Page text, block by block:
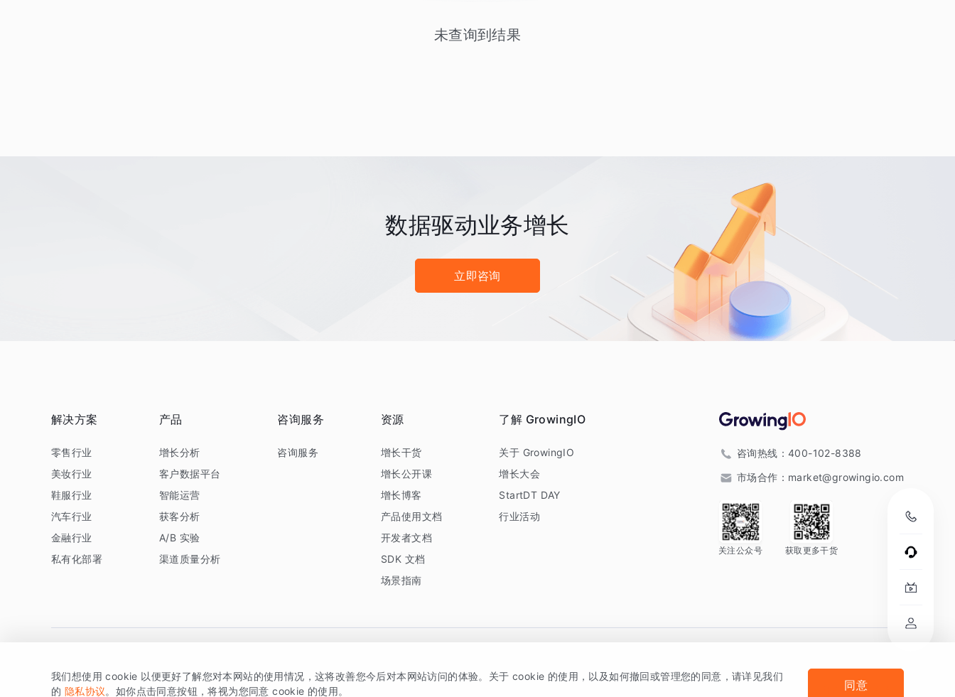
未查询到结果
数据驱动业务增长
立即咨询
解决方案
零售行业
美妆行业
鞋服行业
汽车行业
金融行业
私有化部署
产品
增长分析
客户数据平台
智能运营
获客分析
A/B 实验
渠道质量分析
咨询服务
咨询服务
资源
增长干货
增长公开课
增长博客
产品使用文档
开发者文档
SDK 文档
场景指南
了解 GrowingIO
关于 GrowingIO
增长大会
StartDT DAY
行业活动
咨询热线： 400-102-8388
市场合作： market@growingio.com
关注公众号 获取更多干货
版权所有 © 北京易数科技有限公司SDK相关说明 京ICP备15038330号 法律声明及隐私条款
我们想使用 cookie 以便更好了解您对本网站的使用情况，这将改善您今后对本网站访问的体验。关于 cookie 的使用，以及如何撤回或管理您的同意，请详见我们
的 隐私协议。如你点击同意按钮，将视为您同意 cookie 的使用。 同意